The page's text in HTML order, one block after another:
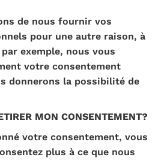
de nous fournir vos
pour une autre raison, à
exemple, nous vous
votre consentement
donnerons la possibilité de
MON CONSENTEMENT?
votre consentement, vous
plus à ce que nous